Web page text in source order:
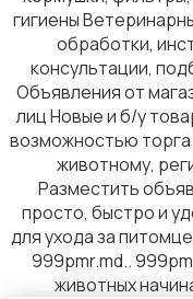
гигиены
обработки,
консультации,
Объявления от
лиц Новые и б/у
возможностью
животному,
Разместить
просто, быстро и
для ухода за
999pmr.md..
животных